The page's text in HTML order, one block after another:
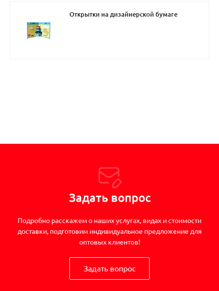
Открытки на дизайнерской бумаге
Задать вопрос
Подробно расскажем о наших услугах, видах и стоимости
доставки, подготовим индивидуальное предложение для
оптовых клиентов!
Задать вопрос